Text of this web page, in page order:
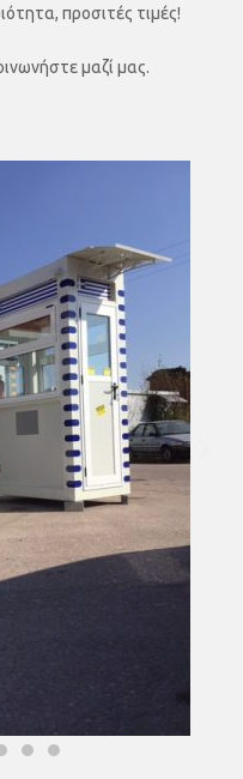
προσιτές τιμές!
μαζί μας.